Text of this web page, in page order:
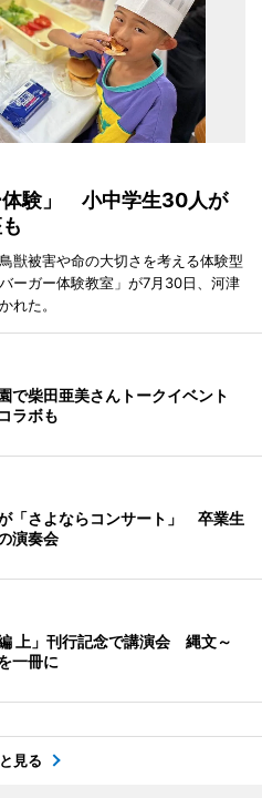
体験」 小中学生30人が
獣被害や命の大切さを考える体験型
ーガー体験教室」が7月30日、河津
れた。
で柴田亜美さんトークイベント
ラボも
「さよならコンサート」 卒業生
演奏会
上」刊行記念で講演会 縄文～
一冊に
見る